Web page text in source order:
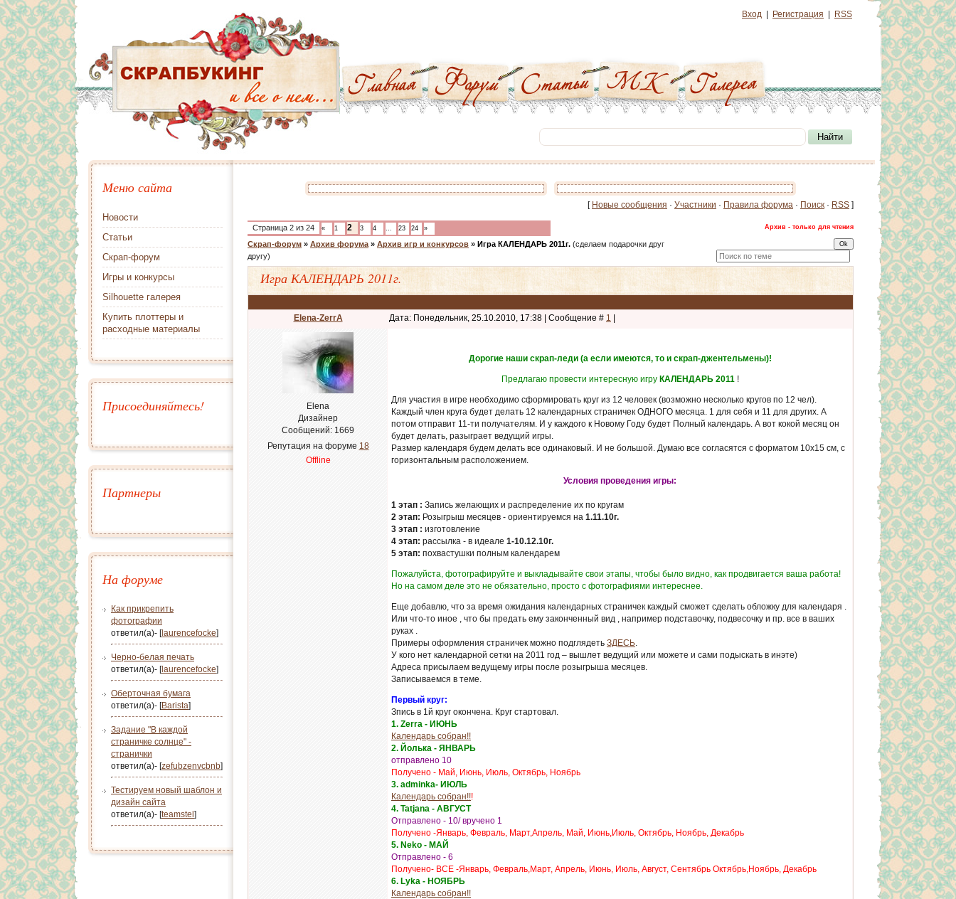
Вход Регистрация RSS
Меню сайта
Новости
Статьи
Скрап-форум
Игры и конкурсы
Silhouette галерея
Купить плоттеры и
расходные материалы
Присоединяйтесь!
Партнеры
На форуме
Как прикрепить
фотографии
ответил(а)- [laurencefocke]
Черно-белая печать
ответил(а)- [laurencefocke]
Оберточная бумага
ответил(а)- [Barista]
Задание "В каждой
страничке солнце" -
странички
ответил(а)- [zefubzenvcbnb]
Тестируем новый шаблон и
дизайн сайта
ответил(а)- [teamstel ]
[ Новые сообщения · Участники · Правила форума · Поиск · RSS ]
Страница 2 из 24 « 1 2 3 4 … 23 24 » Архив - только для чтения
Скрап-форум » Архив форума » Архив игр и конкурсов » Игра КАЛЕНДАРЬ 2011г. (сделаем подарочки друг
другу)
Игра КАЛЕНДАРЬ 2011г.
Elena-ZerrA Дата: Понедельник, 25.10.2010, 17:38 | Сообщение # 1
Elena
Дизайнер
Сообщений: 1669
Репутация на форуме 18
Offline
Дорогие наши скрап-леди (а если имеются, то и скрап-джентельмены)!
Предлагаю провести интересную игру КАЛЕНДАРЬ 2011!
Для участия в игре необходимо сформировать круг из 12 человек (возможно несколько кругов по 12 чел).
Каждый член круга будет делать 12 календарных страничек ОДНОГО месяца. 1 для себя и 11 для других. А
потом отправит 11-ти получателям. И у каждого к Новому Году будет Полный календарь. А вот кокой месяц он
будет делать, разыграет ведущий игры.
Размер календаря будем делать все одинаковый. И не большой. Думаю все согласятся с форматом 10х15 см, с
горизонтальным расположением.
Условия проведения игры:
1 этап : Запись желающих и распределение их по кругам
2 этап: Розыгрыш месяцев - ориентируемся на 1.11.10г.
3 этап : изготовление
4 этап: рассылка - в идеале 1-10.12.10г.
5 этап: похвастушки полным календарем
Пожалуйста, фотографируйте и выкладывайте свои этапы, чтобы было видно, как продвигается ваша работа!
Но на самом деле это не обязательно, просто с фотографиями интереснее.
Еще добавлю, что за время ожидания календарных страничек каждый сможет сделать обложку для календаря .
Или что-то иное , что бы предать ему законченный вид , например подставочку, подвесочку и пр. все в ваших
руках .
Примеры оформления страничек можно подглядеть ЗДЕСЬ.
У кого нет календарной сетки на 2011 год – вышлет ведущий или можете и сами подыскать в инэте)
Адреса присылаем ведущему игры после розыгрыша месяцев.
Записываемся в теме.
Первый круг:
Зпись в 1й круг окончена. Круг стартовал.
1. Zerra - ИЮНЬ
Календарь собран!!
2. Йолька - ЯНВАРЬ
отправлено 10
Получено - Май, Июнь, Июль, Октябрь, Ноябрь
3. adminka- ИЮЛЬ
Календарь собран!!!
4. Tatjana - АВГУСТ
Отправлено - 10/ вручено 1
Получено -Январь, Февраль, Март,Апрель, Май, Июнь,Июль, Октябрь, Ноябрь, Декабрь
5. Neko - МАЙ
Отправлено - 6
Получено- ВСЕ -Январь, Февраль,Март, Апрель, Июнь, Июль, Август, Сентябрь Октябрь,Ноябрь, Декабрь
6. Lyka - НОЯБРЬ
Календарь собран!!